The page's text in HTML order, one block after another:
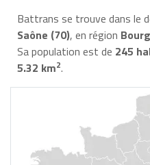
Battrans se trouve dans le
Saône (70), en région
Sa population est de 245
5.32 km2.